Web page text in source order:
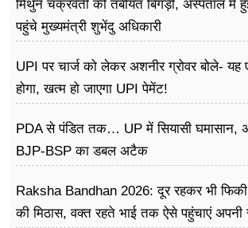
जॉब्स
अन्य खबरें
मिथुन चक्रवर्ती की तबीयत बिगड़ी, अस्पताल में
पहुंचे मुख्यमंत्री शुभेंदु अधिकारी
UPI पर चार्ज को लेकर अशनीर ग्रोवर बोले- यह
होगा, खत्म हो जाएगा UPI पेमेंट!
PDA से पंडित तक… UP में सियासी घमासान,
BJP-BSP का डबल अटैक
Raksha Bandhan 2026: दूर रहकर भी फिकी
की मिठास, वक्त रहते भाई तक ऐसे पहुंचाएं अपनी